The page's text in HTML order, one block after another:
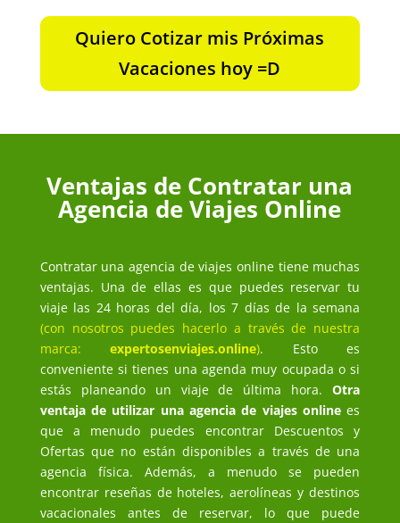
Quiero Cotizar mis Próximas
Vacaciones hoy =D
Ventajas de Contratar una
Agencia de Viajes Online
Contratar una agencia de viajes online tiene muchas
ventajas. Una de ellas es que puedes reservar tu
viaje las 24 horas del día, los 7 días de la semana
(con nosotros puedes hacerlo a través de nuestra
marca:expertosenviajes.online). Esto es
conveniente si tienes una agenda muy ocupada o si
estás planeando un viaje de última hora.Otra
ventaja de utilizar una agencia de viajes onlinees
que a menudo puedes encontrar Descuentos y
Ofertas que no están disponibles a través de una
agencia física. Además, a menudo se pueden
encontrar reseñas de hoteles, aerolíneas y destinos
vacacionales antes de reservar, lo que puede